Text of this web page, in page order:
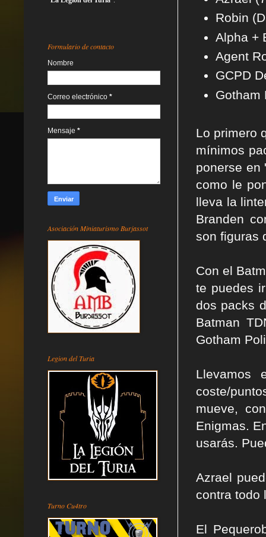
Robin
Alpha +
Agent
GCPD
Gotham
Lo primero
mínimos
ponerse en
como le
lleva la
Branden
son figuras
Con el
te puedes
dos packs
Batman
Gotham
Llevamos
coste/
mueve,
Enigmas.
usarás.
Azrael
contra todo
El
Formulario de contacto
Nombre
Correo electrónico *
Mensaje *
Asociación Miniaturismo Burjassot
Legion del Turia
Turno Cu4tro